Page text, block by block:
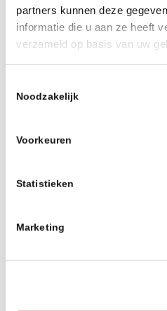
partners kunnen deze
informatie die u aan ze heeft
verzameld op basis van uw
Noodzakelijk
Voorkeuren
Statistieken
Marketing
25 mei 2018